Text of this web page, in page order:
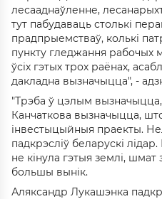
лесааднаўленне,
тут пабудаваць столькі
прадпрыемстваў, колькі
пункту гледжання рабочых
ўсіх гэтых трох раёнах,
дакладна вызначыцца", -
"Трэба ў цэлым
Канчаткова вызначыцца,
інвестыцыйныя праекты.
падкрэсліў беларускі
не кінула гэтыя землі,
большы вынік.
Аляксандр Лукашэнка